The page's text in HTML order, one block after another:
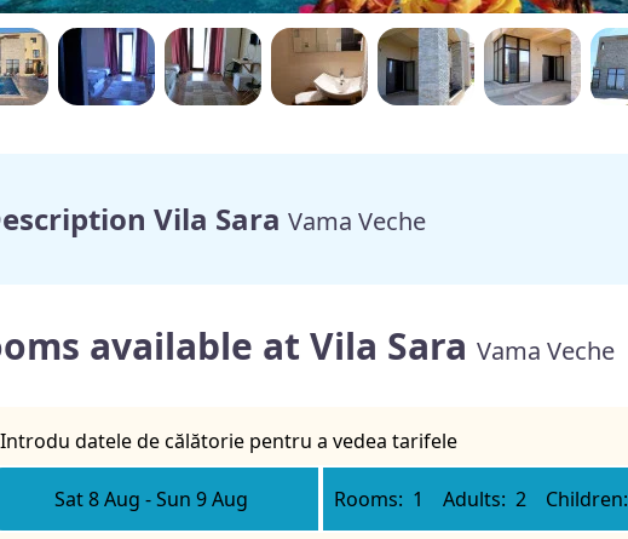
Vila Sara Vama Veche
available at Vila Sara Vama Veche
Introdu datele de călătorie pentru a vedea tarifele
Sat 8 Aug -Sun 9 Aug Rooms: 1 Adults: 2 Children: